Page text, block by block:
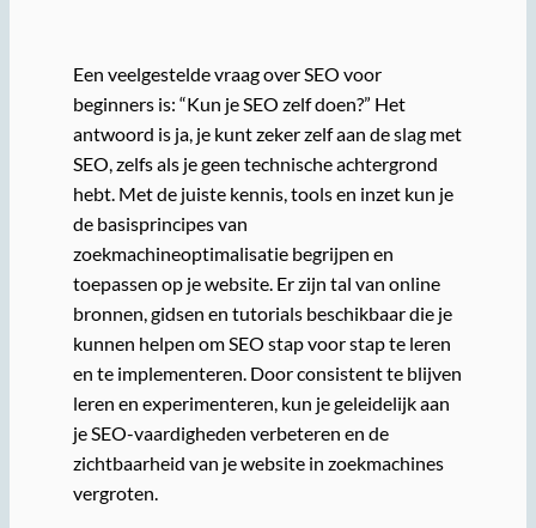
Een veelgestelde vraag over SEO voor
beginners is: “Kun je SEO zelf doen?” Het
antwoord is ja, je kunt zeker zelf aan de slag met
SEO, zelfs als je geen technische achtergrond
hebt. Met de juiste kennis, tools en inzet kun je
de basisprincipes van
zoekmachineoptimalisatie begrijpen en
toepassen op je website. Er zijn tal van online
bronnen, gidsen en tutorials beschikbaar die je
kunnen helpen om SEO stap voor stap te leren
en te implementeren. Door consistent te blijven
leren en experimenteren, kun je geleidelijk aan
je SEO-vaardigheden verbeteren en de
zichtbaarheid van je website in zoekmachines
vergroten.